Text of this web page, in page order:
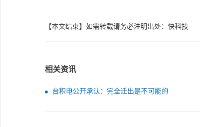
【本文结束】如需转载请务必注明出处：快科技
相关资讯
台积电公开承认：完全迁出是不可能的